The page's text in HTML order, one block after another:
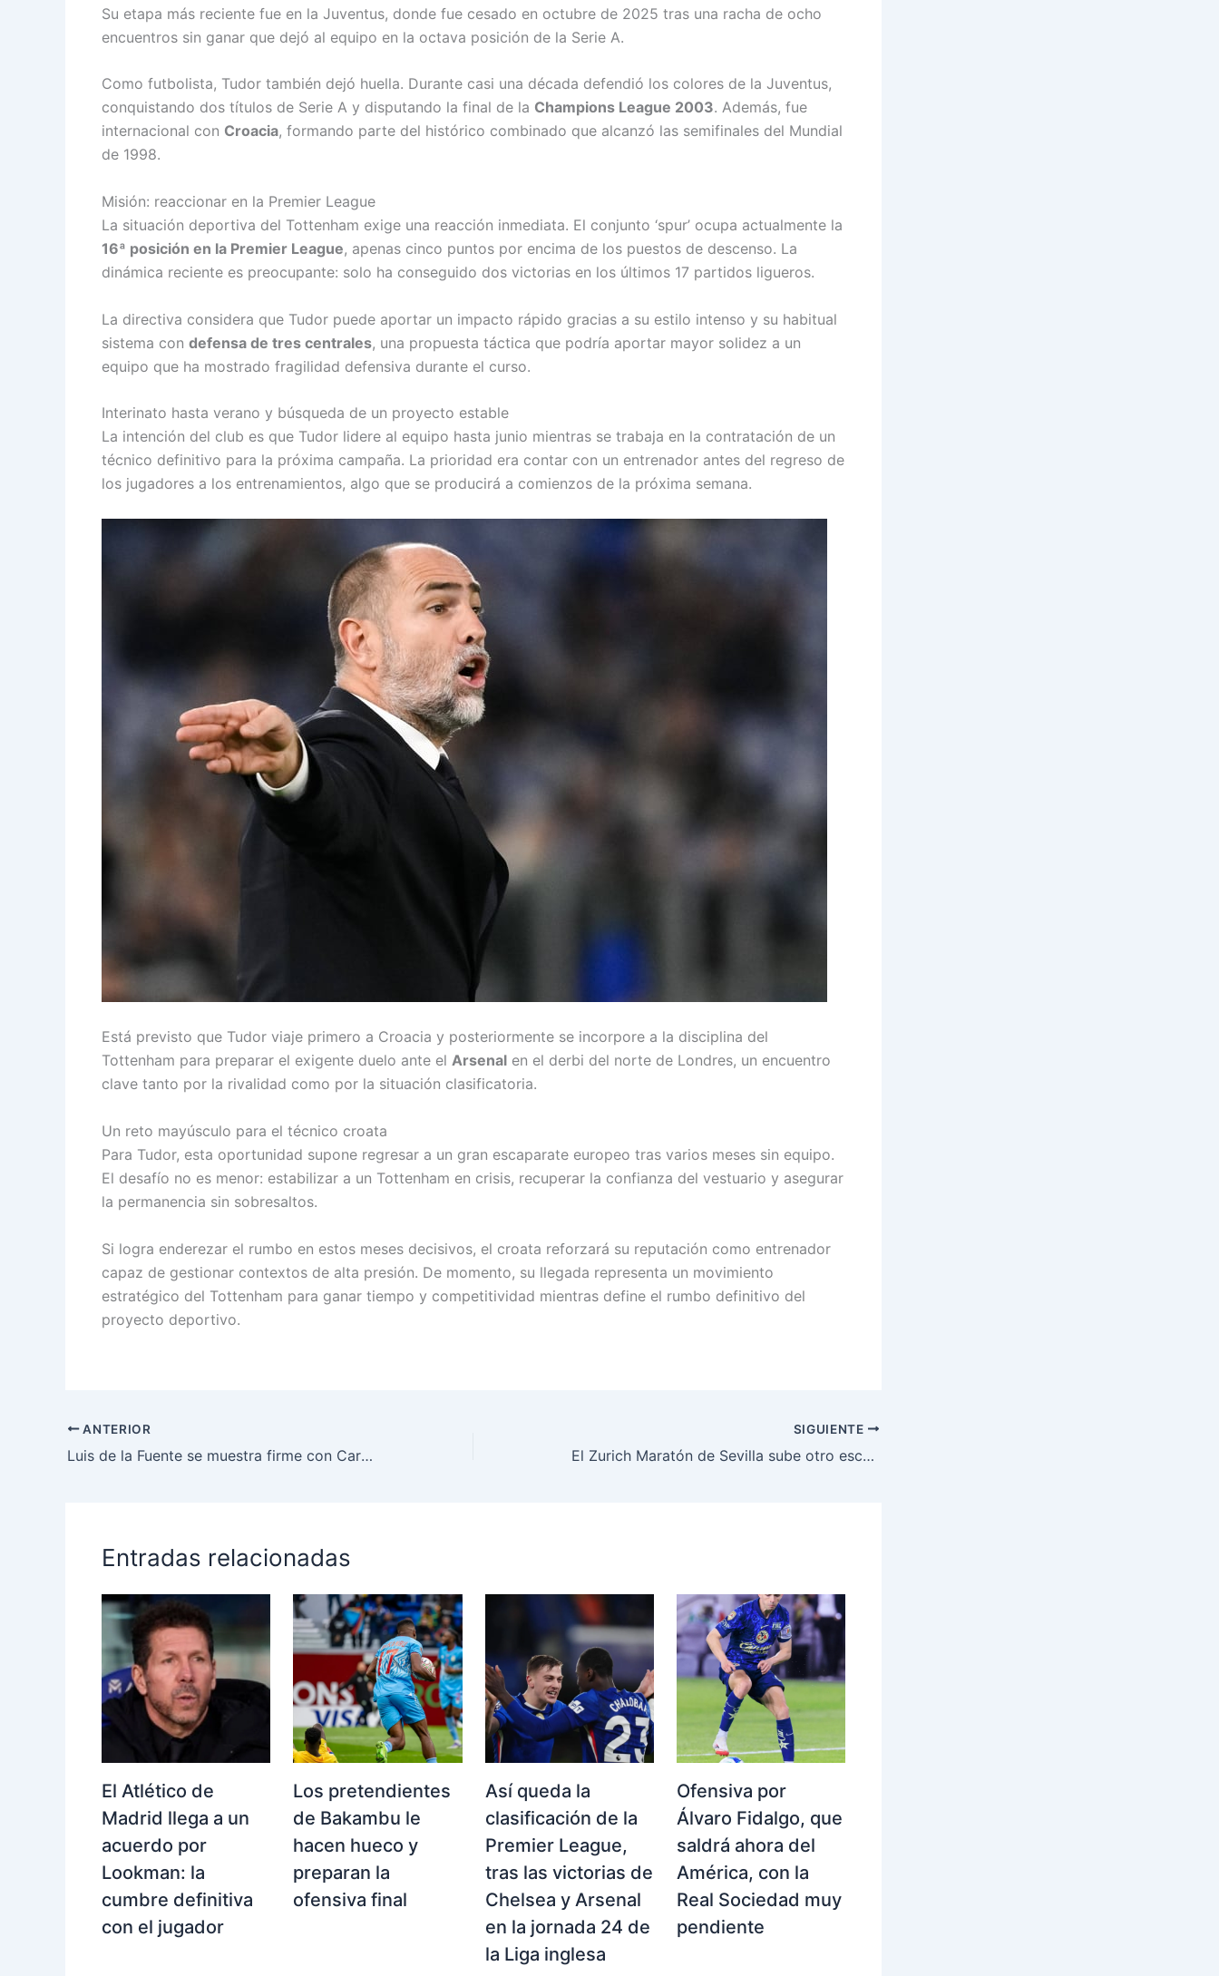
Su etapa más reciente fue en la Juventus, donde fue cesado en octubre de 2025 tras una racha de ocho
encuentros sin ganar que dejó al equipo en la octava posición de la Serie A.
Como futbolista, Tudor también dejó huella. Durante casi una década defendió los colores de la Juventus,
conquistando dos títulos de Serie A y disputando la final de la Champions League 2003. Además, fue
internacional con Croacia, formando parte del histórico combinado que alcanzó las semifinales del Mundial
de 1998.
Misión: reaccionar en la Premier League
La situación deportiva del Tottenham exige una reacción inmediata. El conjunto ‘spur’ ocupa actualmente la
16ª posición en la Premier League, apenas cinco puntos por encima de los puestos de descenso. La
dinámica reciente es preocupante: solo ha conseguido dos victorias en los últimos 17 partidos ligueros.
La directiva considera que Tudor puede aportar un impacto rápido gracias a su estilo intenso y su habitual
sistema con defensa de tres centrales, una propuesta táctica que podría aportar mayor solidez a un
equipo que ha mostrado fragilidad defensiva durante el curso.
Interinato hasta verano y búsqueda de un proyecto estable
La intención del club es que Tudor lidere al equipo hasta junio mientras se trabaja en la contratación de un
técnico definitivo para la próxima campaña. La prioridad era contar con un entrenador antes del regreso de
los jugadores a los entrenamientos, algo que se producirá a comienzos de la próxima semana.
Está previsto que Tudor viaje primero a Croacia y posteriormente se incorpore a la disciplina del
Tottenham para preparar el exigente duelo ante el Arsenal en el derbi del norte de Londres, un encuentro
clave tanto por la rivalidad como por la situación clasificatoria.
Un reto mayúsculo para el técnico croata
Para Tudor, esta oportunidad supone regresar a un gran escaparate europeo tras varios meses sin equipo.
El desafío no es menor: estabilizar a un Tottenham en crisis, recuperar la confianza del vestuario y asegurar
la permanencia sin sobresaltos.
Si logra enderezar el rumbo en estos meses decisivos, el croata reforzará su reputación como entrenador
capaz de gestionar contextos de alta presión. De momento, su llegada representa un movimiento
estratégico del Tottenham para ganar tiempo y competitividad mientras define el rumbo definitivo del
proyecto deportivo.
ANTERIOR
Luis de la Fuente se muestra firme con Carvajal y cuenta sus planes con Mikel Merino tras su lesión
SIGUIENTE
El Zurich Maratón de Sevilla sube otro escalón en 2026: “Sevilla se convierte en epicentro del atletismo mundial»
Entradas relacionadas
El Atlético de
Madrid llega a un
acuerdo por
Lookman: la
cumbre definitiva
con el jugador
Los pretendientes
de Bakambu le
hacen hueco y
preparan la
ofensiva final
Así queda la
clasificación de la
Premier League,
tras las victorias de
Chelsea y Arsenal
en la jornada 24 de
la Liga inglesa
Ofensiva por
Álvaro Fidalgo, que
saldrá ahora del
América, con la
Real Sociedad muy
pendiente